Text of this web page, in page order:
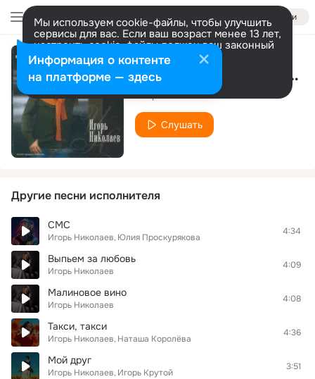
Войти
Мы используем cookie-файлы, чтобы улучшить
сервисы для вас. Если ваш возраст менее 13 лет,
настроить cookie-файлы должен ваш законный
представитель. Больше информации
Разрешить все Настроить Воздушный кораблик
Игорь Николаев
Слушать
Другие песни исполнителя
СМС
Игорь Николаев Юлия Проскурякова
4:34
Выпьем за любовь
Игорь Николаев
4:09
Малиновое вино
Игорь Николаев
4:08
Такси, такси
Игорь Николаев Наташа Королёва
4:36
Мой друг
Игорь Николаев Игорь Крутой
3:51
Информация о контенте
на платформе — здесь